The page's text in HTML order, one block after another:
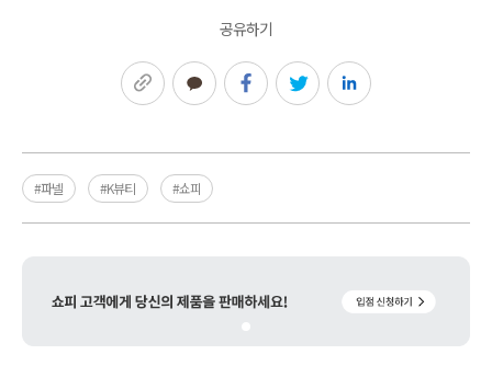
공유하기
링크복사카카오톡페이스북트위터링크드인
#파넬 #K뷰티 #쇼피